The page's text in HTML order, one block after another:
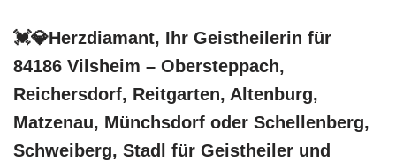
💓️💎Herzdiamant, Ihr Geistheilerin für
84186 Vilsheim – Obersteppach,
Reichersdorf, Reitgarten, Altenburg,
Matzenau, Münchsdorf oder Schellenberg,
Schweiberg, Stadl für Geistheiler und